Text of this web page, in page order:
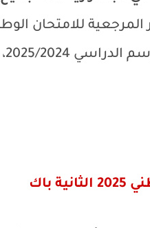
2025/2024،
باك